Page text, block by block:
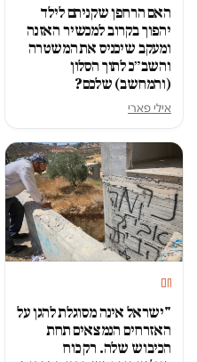
האם הרחפן שקניתם לילד
יהפוך בקרוב למכשיר האזנה
ומעקב שיכניס את המשטרה
והשב״כ לתוך הסלון
(והמחשב) שלכם?
אילי פארי
חם
"ישראל אינה מסוגלת להגן על
האזרחים הנמצאים תחת
הכיבוש שלה. רק כוח